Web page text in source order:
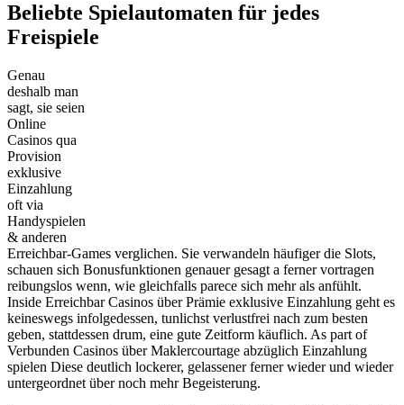
Beliebte Spielautomaten für jedes
Freispiele
Genau
deshalb man
sagt, sie seien
Online
Casinos qua
Provision
exklusive
Einzahlung
oft via
Handyspielen
& anderen
Erreichbar-Games verglichen. Sie verwandeln häufiger die Slots,
schauen sich Bonusfunktionen genauer gesagt a ferner vortragen
reibungslos wenn, wie gleichfalls parece sich mehr als anfühlt.
Inside Erreichbar Casinos über Prämie exklusive Einzahlung geht es
keineswegs infolgedessen, tunlichst verlustfrei nach zum besten
geben, stattdessen drum, eine gute Zeitform käuflich. As part of
Verbunden Casinos über Maklercourtage abzüglich Einzahlung
spielen Diese deutlich lockerer, gelassener ferner wieder und wieder
untergeordnet über noch mehr Begeisterung.